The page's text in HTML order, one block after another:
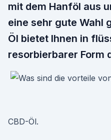
mit dem Hanföl aus
eine sehr gute Wahl
Öl bietet Ihnen in
resorbierbarer Form
CBD-Öl.